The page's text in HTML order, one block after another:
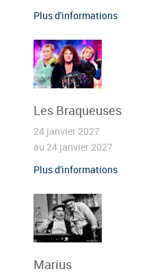
Plus d'informations
Les Braqueuses
24 janvier 2027
au 24 janvier 2027
Plus d'informations
Marius